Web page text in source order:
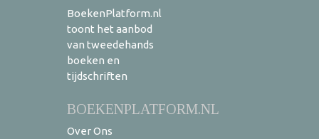
BoekenPlatform.nl
toont het aanbod
van tweedehands
boeken en
tijdschriften
BOEKENPLATFORM.NL
Over Ons